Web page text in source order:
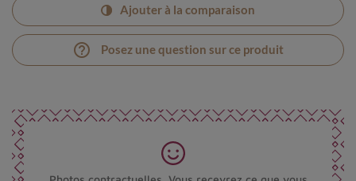
Ajouter à la comparaison
help_outline Posez une question sur ce produit